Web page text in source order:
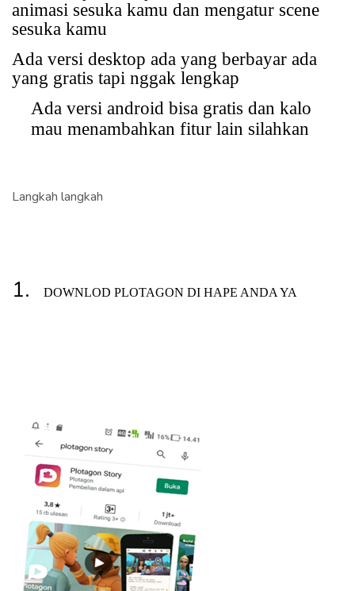
animasi sesuka kamu dan mengatur scene
sesuka kamu
Ada versi desktop ada yang berbayar ada
yang gratis tapi nggak lengkap
Ada versi android bisa gratis dan kalo
mau menambahkan fitur lain silahkan
Langkah langkah
1. DOWNLOD PLOTAGON DI HAPE ANDA YA